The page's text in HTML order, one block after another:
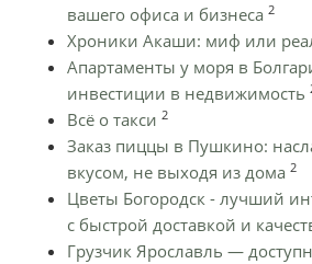
вашего офиса и бизнеса 2
Хроники Акаши: миф или
Апартаменты у моря в
инвестиции в недвижимость
Всё о такси 2
Заказ пиццы в Пушкино:
вкусом, не выходя из дома 2
Цветы Богородск - лучший
с быстрой доставкой и
Грузчик Ярославль —